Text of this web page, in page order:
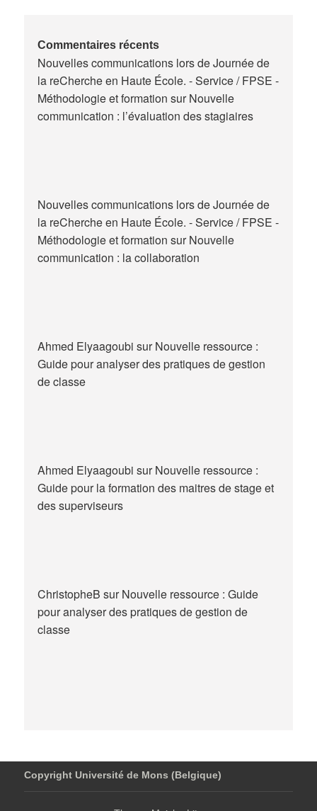
de
stage
en
Belgique
Commentaires récents
Nouvelles communications lors de Journée de
la reCherche en Haute École. - Service / FPSE -
Méthodologie et formation surNouvelle
communication : l’évaluation des stagiaires
Nouvelles communications lors de Journée de
la reCherche en Haute École. - Service / FPSE -
Méthodologie et formation surNouvelle
communication : la collaboration
Ahmed Elyaagoubi surNouvelle ressource :
Guide pour analyser des pratiques de gestion
de classe
Ahmed Elyaagoubi surNouvelle ressource :
Guide pour la formation des maitres de stage et
des superviseurs
ChristopheB surNouvelle ressource : Guide
pour analyser des pratiques de gestion de
classe
Copyright Université de Mons (Belgique)